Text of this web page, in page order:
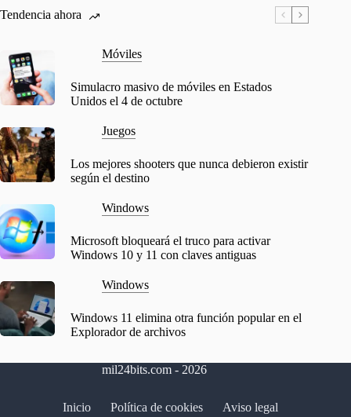
Tendencia ahora
Móviles
Simulacro masivo de móviles en Estados
Unidos el 4 de octubre
Juegos
Los mejores shooters que nunca debieron existir
según el destino
Windows
Microsoft bloqueará el truco para activar
Windows 10 y 11 con claves antiguas
Windows
Windows 11 elimina otra función popular en el
Explorador de archivos
mil24bits.com - 2026
Inicio Política de cookies
Aviso legal